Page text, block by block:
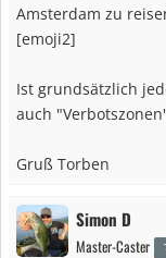
Amsterdam zu
[emoji2]
Ist grundsätzlich
auch
Gruß Torben
Simon D
Master-Caster